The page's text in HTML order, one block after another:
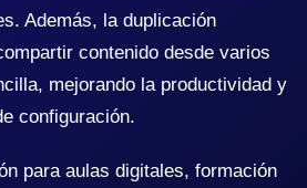
Además, la duplicación
contenido desde varios
mejorando la productividad y
configuración.
para aulas digitales, formación